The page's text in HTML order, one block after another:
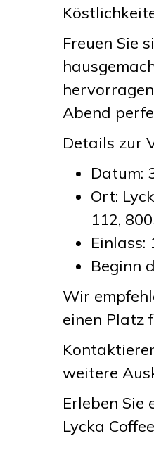
Freuen Sie
Abend
Details zur
Datum:
Ort:
112,
Einlass:
Beginn
Wir
einen Platz
weitere
Erleben Sie
Lycka